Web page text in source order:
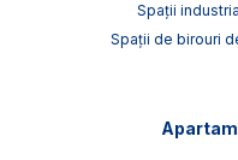
Spații
Spații de birouri